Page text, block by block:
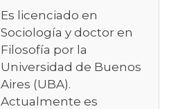
Es licenciado en
Sociología y doctor en
Filosofía por la
Universidad de Buenos
Aires (UBA).
Actualmente es